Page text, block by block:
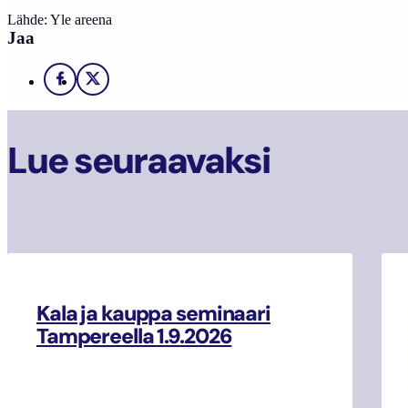
Lähde: Yle areena
Jaa
Facebook
X
Lue seuraavaksi
Kala ja kauppa seminaari
Tampereella 1.9.2026